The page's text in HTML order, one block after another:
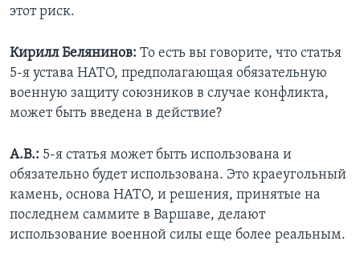
этот риск.
Кирилл Белянинов: То есть вы говорите, что статья
5-я устава НАТО, предполагающая обязательную
военную защиту союзников в случае конфликта,
может быть введена в действие?
А.В.: 5-я статья может быть использована и
обязательно будет использована. Это краеугольный
камень, основа НАТО, и решения, принятые на
последнем саммите в Варшаве, делают
использование военной силы еще более реальным.